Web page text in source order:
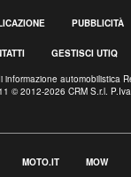
PUBBLICITÀ
GESTISCI UTIQ
automobilistica
© 2012-2026 CRM S.r.l.
MOTO.IT MOW